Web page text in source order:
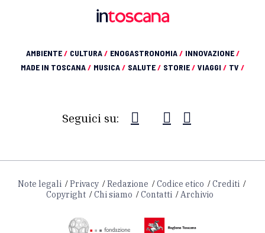
AMBIENTE/ CULTURA/ ENOGASTRONOMIA/ INNOVAZIONE/
MADE IN TOSCANA/ MUSICA/ SALUTE/ STORIE/ VIAGGI / TV /
Seguici su:
Note legali Privacy Redazione Codice etico
Crediti
Copyright
Chi siamo Contatti Archivio